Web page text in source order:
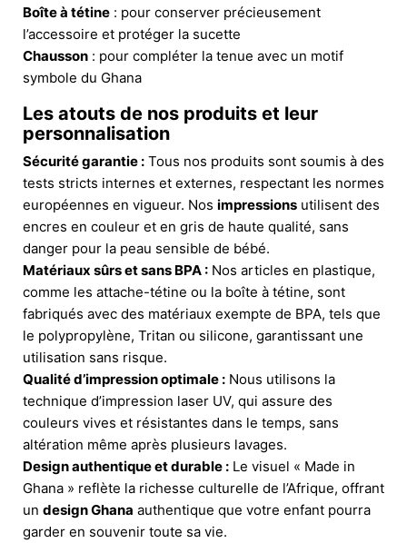
Boîte à tétine : pour conserver précieusement
l’accessoire et protéger la sucette
Chausson : pour compléter la tenue avec un motif
symbole du Ghana
Les atouts de nos produits et leur
personnalisation
Sécurité garantie : Tous nos produits sont soumis à des
tests stricts internes et externes, respectant les normes
européennes en vigueur. Nos impressions utilisent des
encres en couleur et en gris de haute qualité, sans
danger pour la peau sensible de bébé.
Matériaux sûrs et sans BPA : Nos articles en plastique,
comme les attache-tétine ou la boîte à tétine, sont
fabriqués avec des matériaux exempte de BPA, tels que
le polypropylène, Tritan ou silicone, garantissant une
utilisation sans risque.
Qualité d’impression optimale : Nous utilisons la
technique d’impression laser UV, qui assure des
couleurs vives et résistantes dans le temps, sans
altération même après plusieurs lavages.
Design authentique et durable : Le visuel « Made in
Ghana » reflète la richesse culturelle de l’Afrique, offrant
un design Ghana authentique que votre enfant pourra
garder en souvenir toute sa vie.